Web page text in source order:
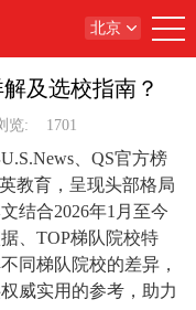
北京
及选校指南？
览: 1701
、QS官方榜
教育，呈现头部格局
结合2026年1月至今
、TOP梯队院校特
同梯队院校的差异，
威实用的参考，助力